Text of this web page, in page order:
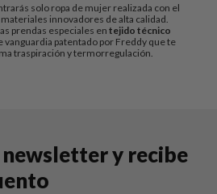
solo ropa de mujer realizada con el
innovadores de alta calidad.
prendas especiales entejido técnico
vanguardia patentado por Freddy que te
traspiración y termorregulación.
y recibe